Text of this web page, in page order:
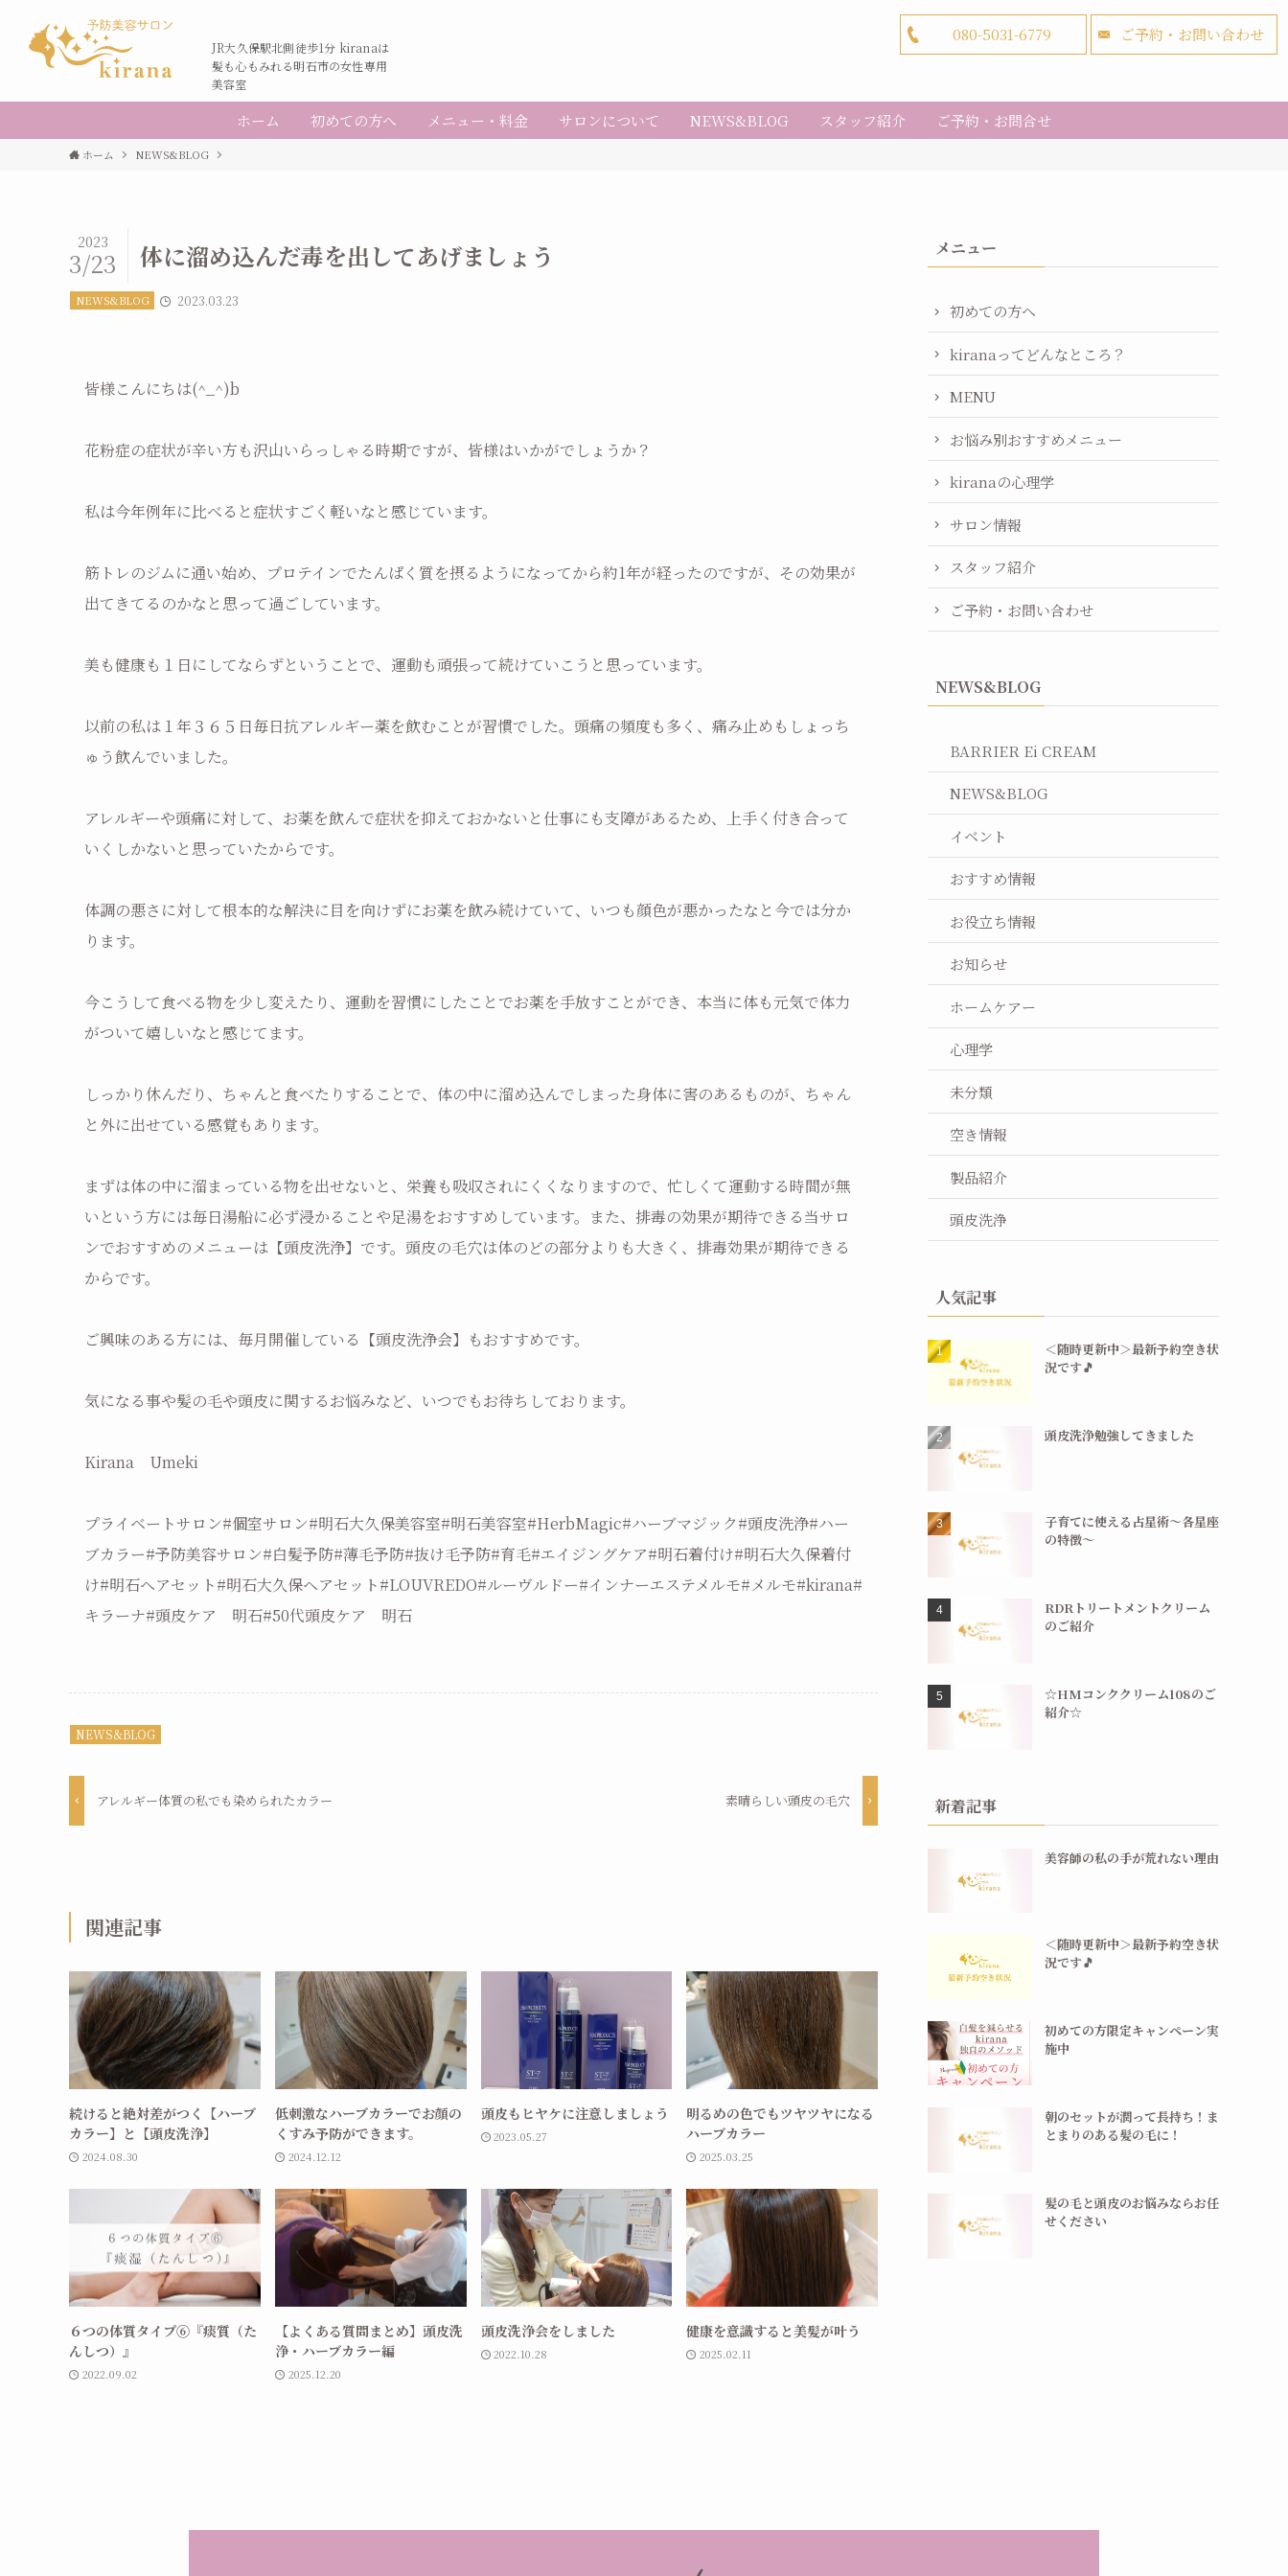
JR大久保駅北側徒歩1分 kiranaは
髪も心もみれる明石市の女性専用
美容室
080-5031-6779 ご予約・お問い合わせ
ホーム 初めての方へ メニュー・料金 サロンについて NEWS&BLOG スタッフ紹介 ご予約・お問合せ
ホーム NEWS&BLOG
体に溜め込んだ毒を出してあげましょう
2023
3/23
NEWS&BLOG 2023.03.23
皆様こんにちは(^_^)b
花粉症の症状が辛い方も沢山いらっしゃる時期ですが、皆様はいかがでしょうか？
私は今年例年に比べると症状すごく軽いなと感じています。
筋トレのジムに通い始め、プロテインでたんぱく質を摂るようになってから約1年が経ったのですが、その効果が
出てきてるのかなと思って過ごしています。
美も健康も１日にしてならずということで、運動も頑張って続けていこうと思っています。
以前の私は１年３６５日毎日抗アレルギー薬を飲むことが習慣でした。頭痛の頻度も多く、痛み止めもしょっち
ゅう飲んでいました。
アレルギーや頭痛に対して、お薬を飲んで症状を抑えておかないと仕事にも支障があるため、上手く付き合って
いくしかないと思っていたからです。
体調の悪さに対して根本的な解決に目を向けずにお薬を飲み続けていて、いつも顔色が悪かったなと今では分か
ります。
今こうして食べる物を少し変えたり、運動を習慣にしたことでお薬を手放すことができ、本当に体も元気で体力
がついて嬉しいなと感じてます。
しっかり休んだり、ちゃんと食べたりすることで、体の中に溜め込んでしまった身体に害のあるものが、ちゃん
と外に出せている感覚もあります。
まずは体の中に溜まっている物を出せないと、栄養も吸収されにくくなりますので、忙しくて運動する時間が無
いという方には毎日湯船に必ず浸かることや足湯をおすすめしています。また、排毒の効果が期待できる当サロ
ンでおすすめのメニューは【頭皮洗浄】です。頭皮の毛穴は体のどの部分よりも大きく、排毒効果が期待できる
からです。
ご興味のある方には、毎月開催している【頭皮洗浄会】もおすすめです。
気になる事や髪の毛や頭皮に関するお悩みなど、いつでもお待ちしております。
Kirana Umeki
プライベートサロン#個室サロン#明石大久保美容室#明石美容室#HerbMagic#ハーブマジック#頭皮洗浄#ハー
ブカラー#予防美容サロン#白髪予防#薄毛予防#抜け毛予防#育毛#エイジングケア#明石着付け#明石大久保着付
け#明石ヘアセット#明石大久保ヘアセット#LOUVREDO#ルーヴルドー#インナーエステメルモ#メルモ#kirana#
キラーナ#頭皮ケア 明石#50代頭皮ケア 明石
NEWS&BLOG
アレルギー体質の私でも染められたカラー 素晴らしい頭皮の毛穴
関連記事
続けると絶対差がつく【ハーブ
カラー】と【頭皮洗浄】
2024.08.30
低刺激なハーブカラーでお顔の
くすみ予防ができます。
2024.12.12
頭皮もヒヤケに注意しましょう
2023.05.27
明るめの色でもツヤツヤになる
ハーブカラー
2025.03.25
６つの体質タイプ⑥『痰質（た
んしつ）』
2022.09.02
【よくある質問まとめ】頭皮洗
浄・ハーブカラー編
2025.12.20
頭皮洗浄会をしました
2022.10.28
健康を意識すると美髪が叶う
2025.02.11
メニュー
初めての方へ
kiranaってどんなところ？
MENU
お悩み別おすすめメニュー
kiranaの心理学
サロン情報
スタッフ紹介
ご予約・お問い合わせ
NEWS&BLOG
BARRIER Ei CREAM
NEWS&BLOG
イベント
おすすめ情報
お役立ち情報
お知らせ
ホームケアー
心理学
未分類
空き情報
製品紹介
頭皮洗浄
人気記事
＜随時更新中＞最新予約空き状
況です🎵
頭皮洗浄勉強してきました
子育てに使える占星術〜各星座
の特徴〜
RDRトリートメントクリーム
のご紹介
☆HMコンククリーム108のご
紹介☆
新着記事
美容師の私の手が荒れない理由
＜随時更新中＞最新予約空き状
況です🎵
初めての方限定キャンペーン実
施中
朝のセットが潤って長持ち！ま
とまりのある髪の毛に！
髪の毛と頭皮のお悩みならお任
せください